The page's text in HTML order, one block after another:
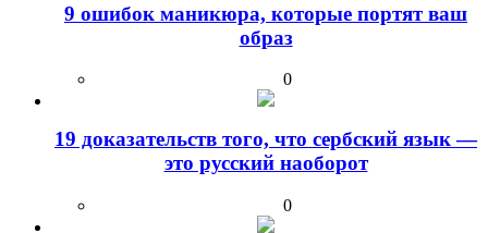
9 ошибок маникюра, которые портят ваш
образ
0
19 доказательств того, что сербский язык —
это русский наоборот
0